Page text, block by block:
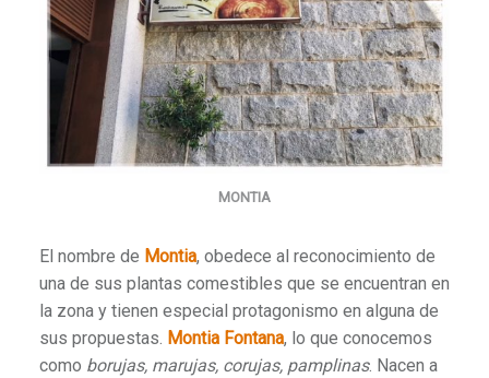
MONTIA
El nombre de Montia, obedece al reconocimiento de
una de sus plantas comestibles que se encuentran en
la zona y tienen especial protagonismo en alguna de
sus propuestas. Montia Fontana, lo que conocemos
como borujas, marujas, corujas, pamplinas. Nacen a